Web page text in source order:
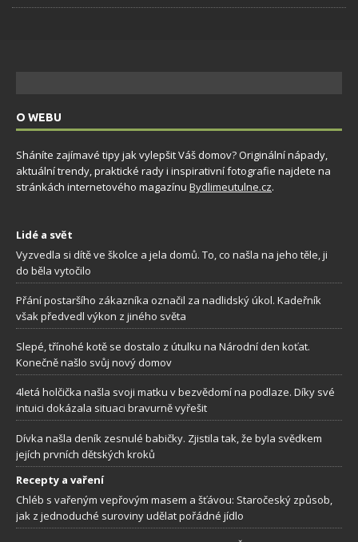
O WEBU
Sháníte zajímavé tipy jak vylepšit Váš domov? Originální nápady,
aktuální trendy, praktické rady i inspirativní fotografie najdete na
stránkách internetového magazínu Bydlimeutulne.cz.
Lidé a svět
Vyzvedla si dítě ve školce a jela domů. To, co našla na jeho těle, ji
do běla vytočilo
Přání postaršího zákazníka označil za nadlidský úkol. Kadeřník
však předvedl výkon z jiného světa
Slepé, třínohé kotě se dostalo z útulku na Národní den koťat.
Konečně našlo svůj nový domov
4letá holčička našla svoji matku v bezvědomí na podlaze. Díky své
intuici dokázala situaci bravurně vyřešit
Dívka našla deník zesnulé babičky. Zjistila tak, že byla svědkem
jejích prvních dětských kroků
Recepty a vaření
Chléb s vařeným vepřovým masem a šťávou: Staročeský způsob,
jak z jednoduché suroviny udělat pořádné jídlo